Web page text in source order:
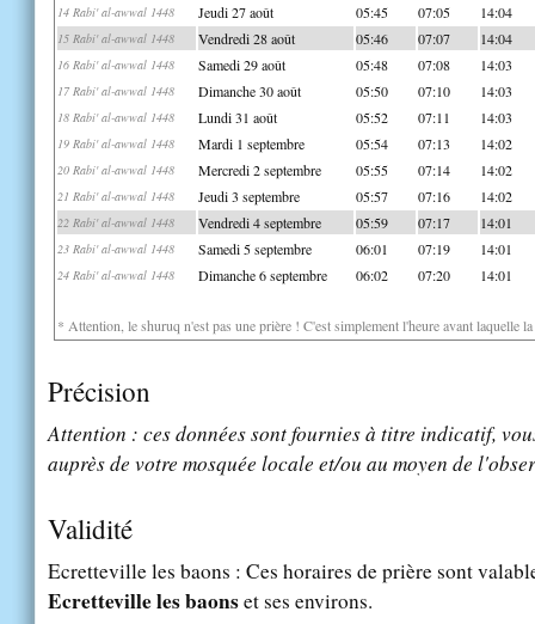
14 Rabi' al-awwal 1448 Jeudi 27 août 05:45 07:05 14:04
15 Rabi' al-awwal 1448 Vendredi 28 août 05:46 07:07 14:04
16 Rabi' al-awwal 1448 Samedi 29 août 05:48 07:08 14:03
17 Rabi' al-awwal 1448 Dimanche 30 août 05:50 07:10 14:03
18 Rabi' al-awwal 1448 Lundi 31 août 05:52 07:11 14:03
19 Rabi' al-awwal 1448 Mardi 1 septembre 05:54 07:13 14:02
20 Rabi' al-awwal 1448 Mercredi 2 septembre 05:55 07:14 14:02
21 Rabi' al-awwal 1448 Jeudi 3 septembre 05:57 07:16 14:02
22 Rabi' al-awwal 1448 Vendredi 4 septembre 05:59 07:17 14:01
23 Rabi' al-awwal 1448 Samedi 5 septembre 06:01 07:19 14:01
24 Rabi' al-awwal 1448 Dimanche 6 septembre 06:02 07:20 14:01
* Attention, le shuruq n'est pas une prière ! C'est simplement l'heure avant laquelle
Précision
Attention : ces données sont fournies à titre indicatif,
auprès de votre mosquée locale et/ou au moyen de
Validité
Ecretteville les baons : Ces horaires de prière sont
Ecretteville les baonset ses environs.